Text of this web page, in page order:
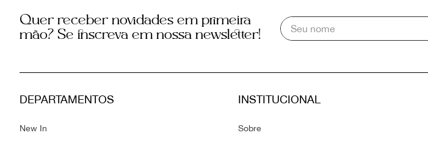
Quer receber novidades em primeira
mão? Se inscreva em nossa newsletter!
DEPARTAMENTOS
New In
INSTITUCIONAL
Sobre